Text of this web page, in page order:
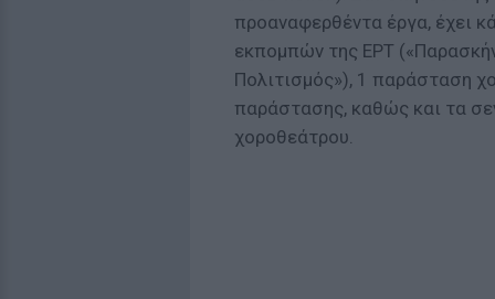
προαναφερθέντα έργα, έχει
εκπομπών της ΕΡΤ
Πολιτισμός»), 1 παράσταση
παράστασης, καθώς και τα
χοροθεάτρου.